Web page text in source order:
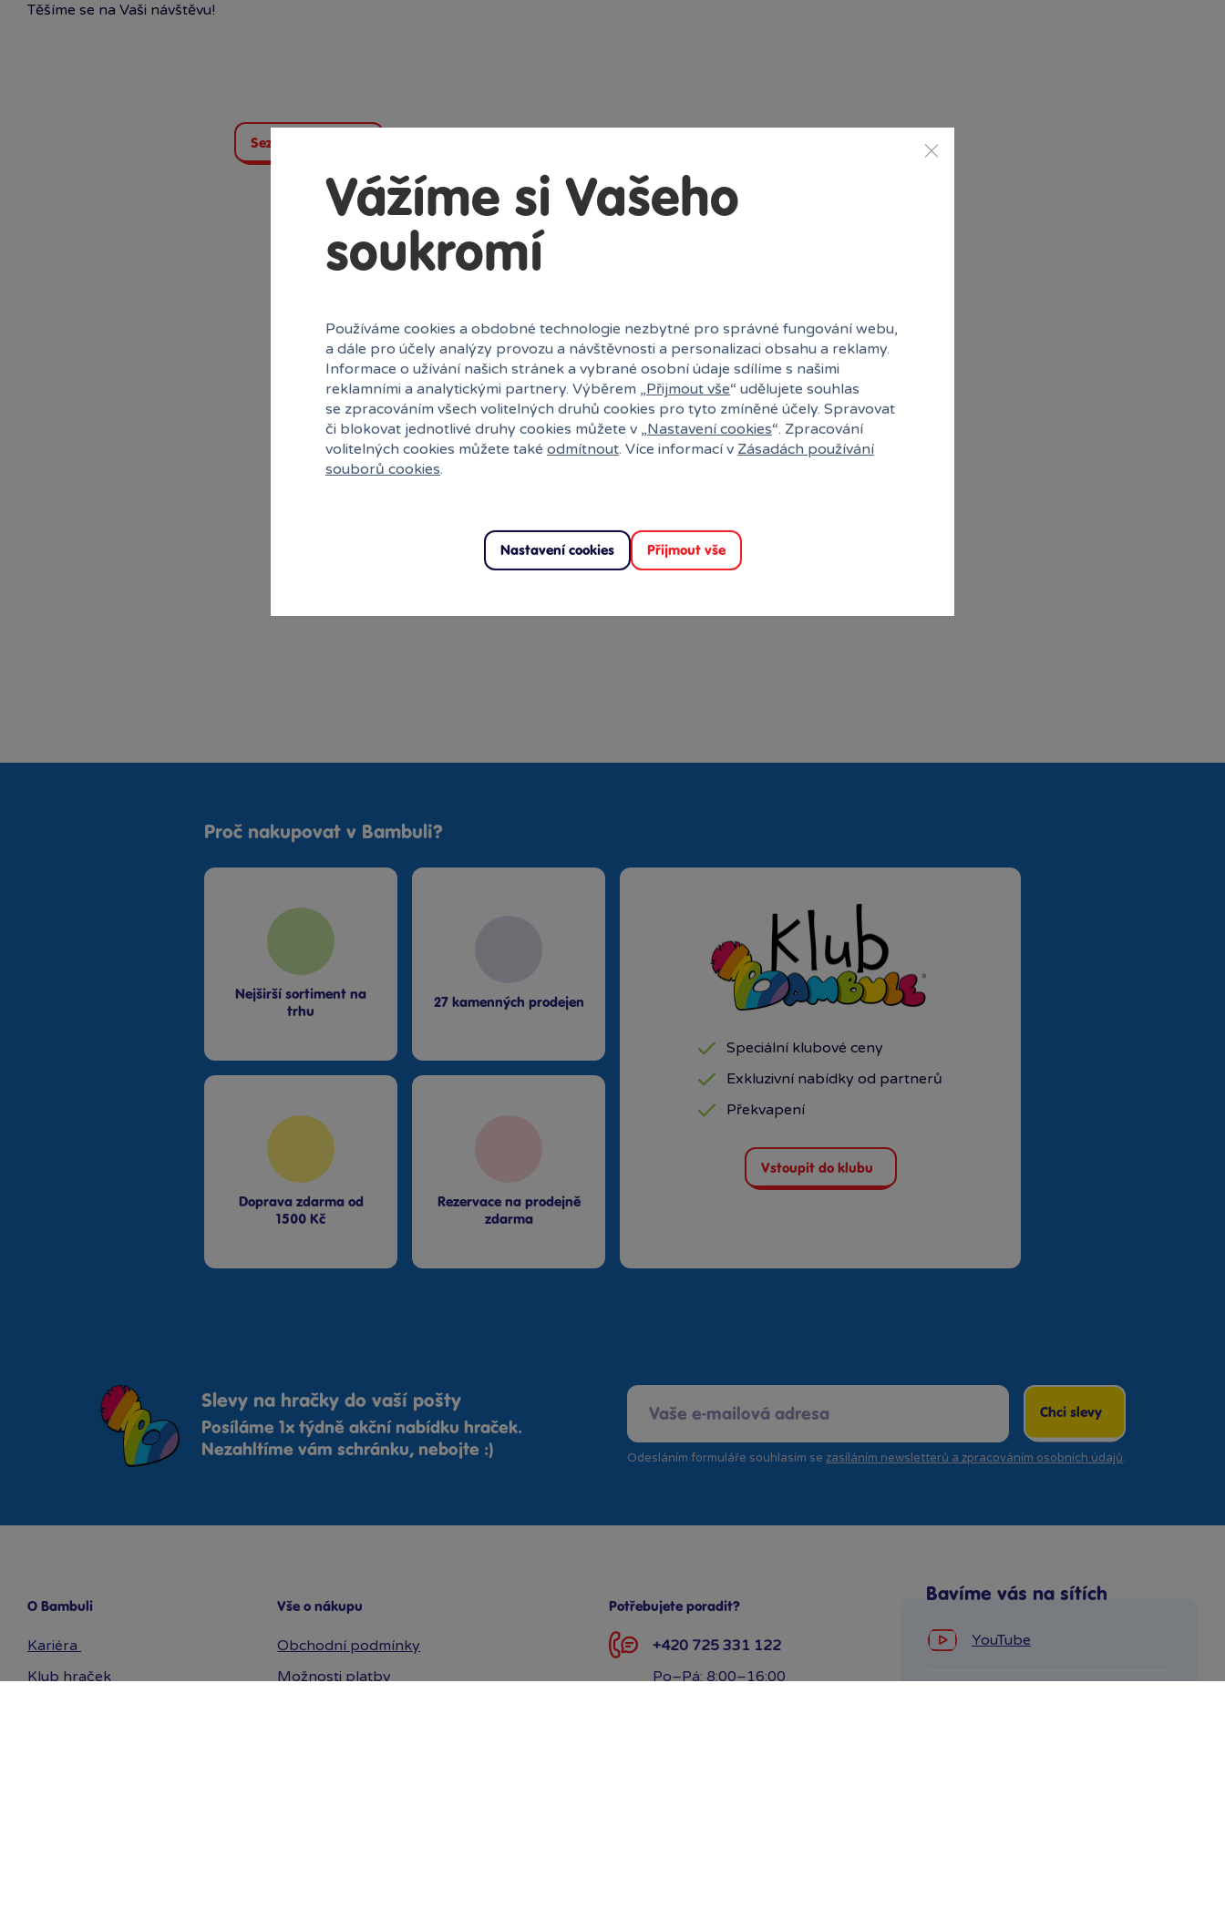
Těšíme se na Vaši návštěvu!
Seznam prodejen
Proč nakupovat v Bambuli?
Nejširší sortiment na
trhu
27 kamenných prodejen
Doprava zdarma od
1500 Kč
Rezervace na prodejně
zdarma
Speciální klubové ceny
Exkluzivní nabídky od partnerů
Překvapení
Vstoupit do klubu
Slevy na hračky do vaší pošty
Posíláme 1x týdně akční nabídku hraček.
Nezahltíme vám schránku, nebojte :)
Chci slevy
Odesláním formuláře souhlasím se zasíláním newsletterů a zpracováním osobních údajů.
O Bambuli
Kariéra
Klub hraček
Vše o nákupu
Obchodní podmínky
Možnosti platby
Potřebujete poradit?
+420 725 331 122
Po–Pá: 8:00–16:00
Bavíme vás na sítích
YouTube
Vážíme si Vašeho
soukromí
Používáme cookies a obdobné technologie nezbytné pro správné fungování webu,
a dále pro účely analýzy provozu a návštěvnosti a personalizaci obsahu a reklamy.
Informace o užívání našich stránek a vybrané osobní údaje sdílíme s našimi
reklamními a analytickými partnery. Výběrem „Přijmout vše“ udělujete souhlas
se zpracováním všech volitelných druhů cookies pro tyto zmíněné účely. Spravovat
či blokovat jednotlivé druhy cookies můžete v „Nastavení cookies“. Zpracování
volitelných cookies můžete také odmítnout. Více informací v Zásadách používání
souborů cookies.
Nastavení cookies Přijmout vše